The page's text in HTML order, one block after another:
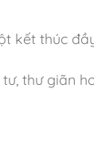
kết thúc
thư giãn